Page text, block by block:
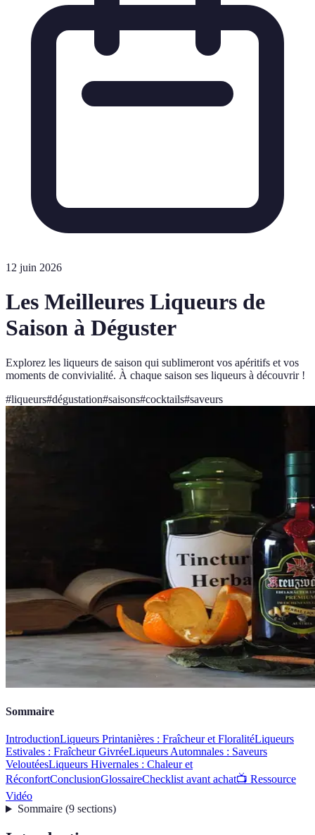
12 juin 2026
Les Meilleures Liqueurs de
Saison à Déguster
Explorez les liqueurs de saison qui sublimeront vos apéritifs et vos
moments de convivialité. À chaque saison ses liqueurs à découvrir !
#liqueurs#dégustation#saisons#cocktails#saveurs
Sommaire
IntroductionLiqueurs Printanières : Fraîcheur et FloralitéLiqueurs
Estivales : Fraîcheur GivréeLiqueurs Automnales : Saveurs
VeloutéesLiqueurs Hivernales : Chaleur et
RéconfortConclusionGlossaireChecklist avant achat📺 Ressource
Vidéo
Sommaire(9 sections)